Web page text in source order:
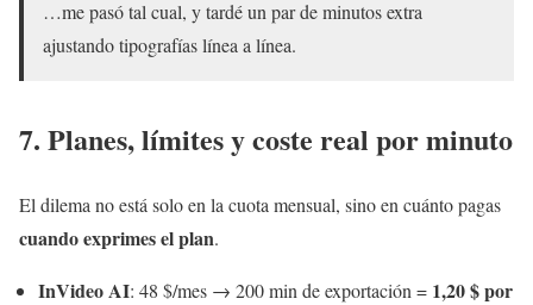
…me pasó tal cual, y tardé un par de minutos extra
ajustando tipografías línea a línea.
7. Planes, límites ycoste real por minuto
El dilema no está solo en la cuota mensual, sino en cuánto pagas
cuando exprimes el plan.
InVideo AI: 48 $/mes → 200 min de exportación = 1,20 $ por